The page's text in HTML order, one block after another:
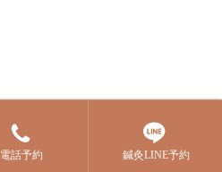
電話予約 鍼灸LINE予約